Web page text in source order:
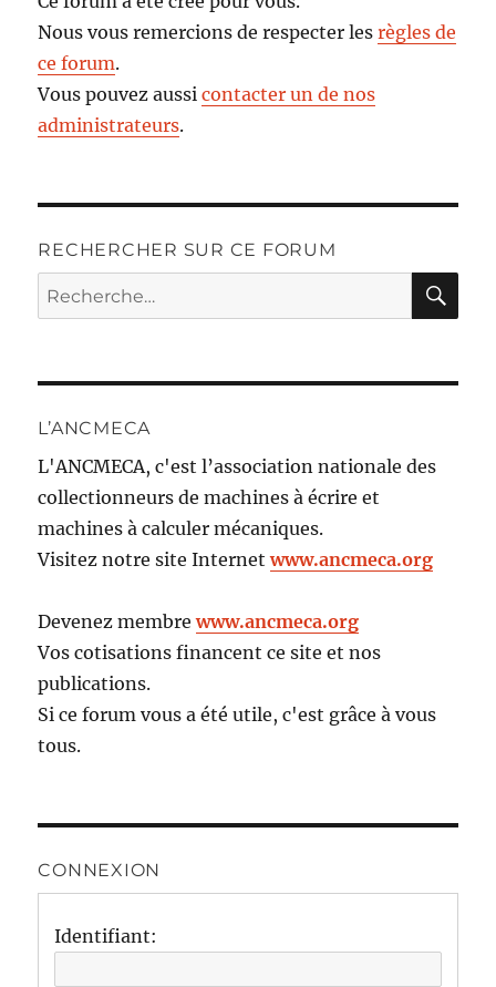
Nous vous remercions de respecter lesrègles de
ce forum.
Vous pouvez aussicontacter un de nos
administrateurs.
RECHERCHER SUR CE FORUM
Recherche
pour :
L’ANCMECA
L'ANCMECA, c'est l’association nationale des
collectionneurs de machines à écrire et
machines à calculer mécaniques.
Visitez notre site Internetwww.ancmeca.org
Devenez membrewww.ancmeca.org
Vos cotisations financent ce site et nos
publications.
Si ce forum vous a été utile, c'est grâce à vous
tous.
CONNEXION
Identifiant: